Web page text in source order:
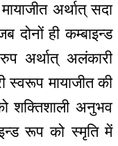
अर्थात् सदा
दोनों ही कम्बाइन्ड
अर्थात् अलंकारी
स्वरूप मायाजीत की
शक्तिशाली अनुभव
रूप को स्मृति में